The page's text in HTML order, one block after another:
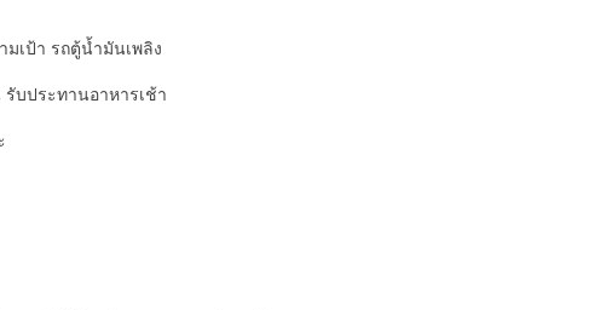
เป้า รถตู้น้ำมันเพลิง
บประทานอาหารเช้า